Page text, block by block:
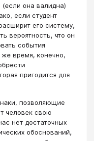
она валидна)
если студент
его систему,
вероятность, что он
события
время, конечно,
пригодится для
позволяющие
человек свою
нет достаточных
обоснований,